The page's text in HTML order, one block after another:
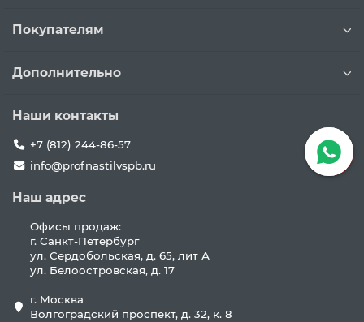
Покупателям
Дополнительно
Наши контакты
+7 (812) 244-86-57
info@profnastilvspb.ru
Наш адрес
Офисы продаж:
г. Санкт-Петербург
ул. Сердобольская, д. 65, лит А
ул. Белоостровская, д. 17
г. Москва
Волгоградский проспект, д. 32, к. 8